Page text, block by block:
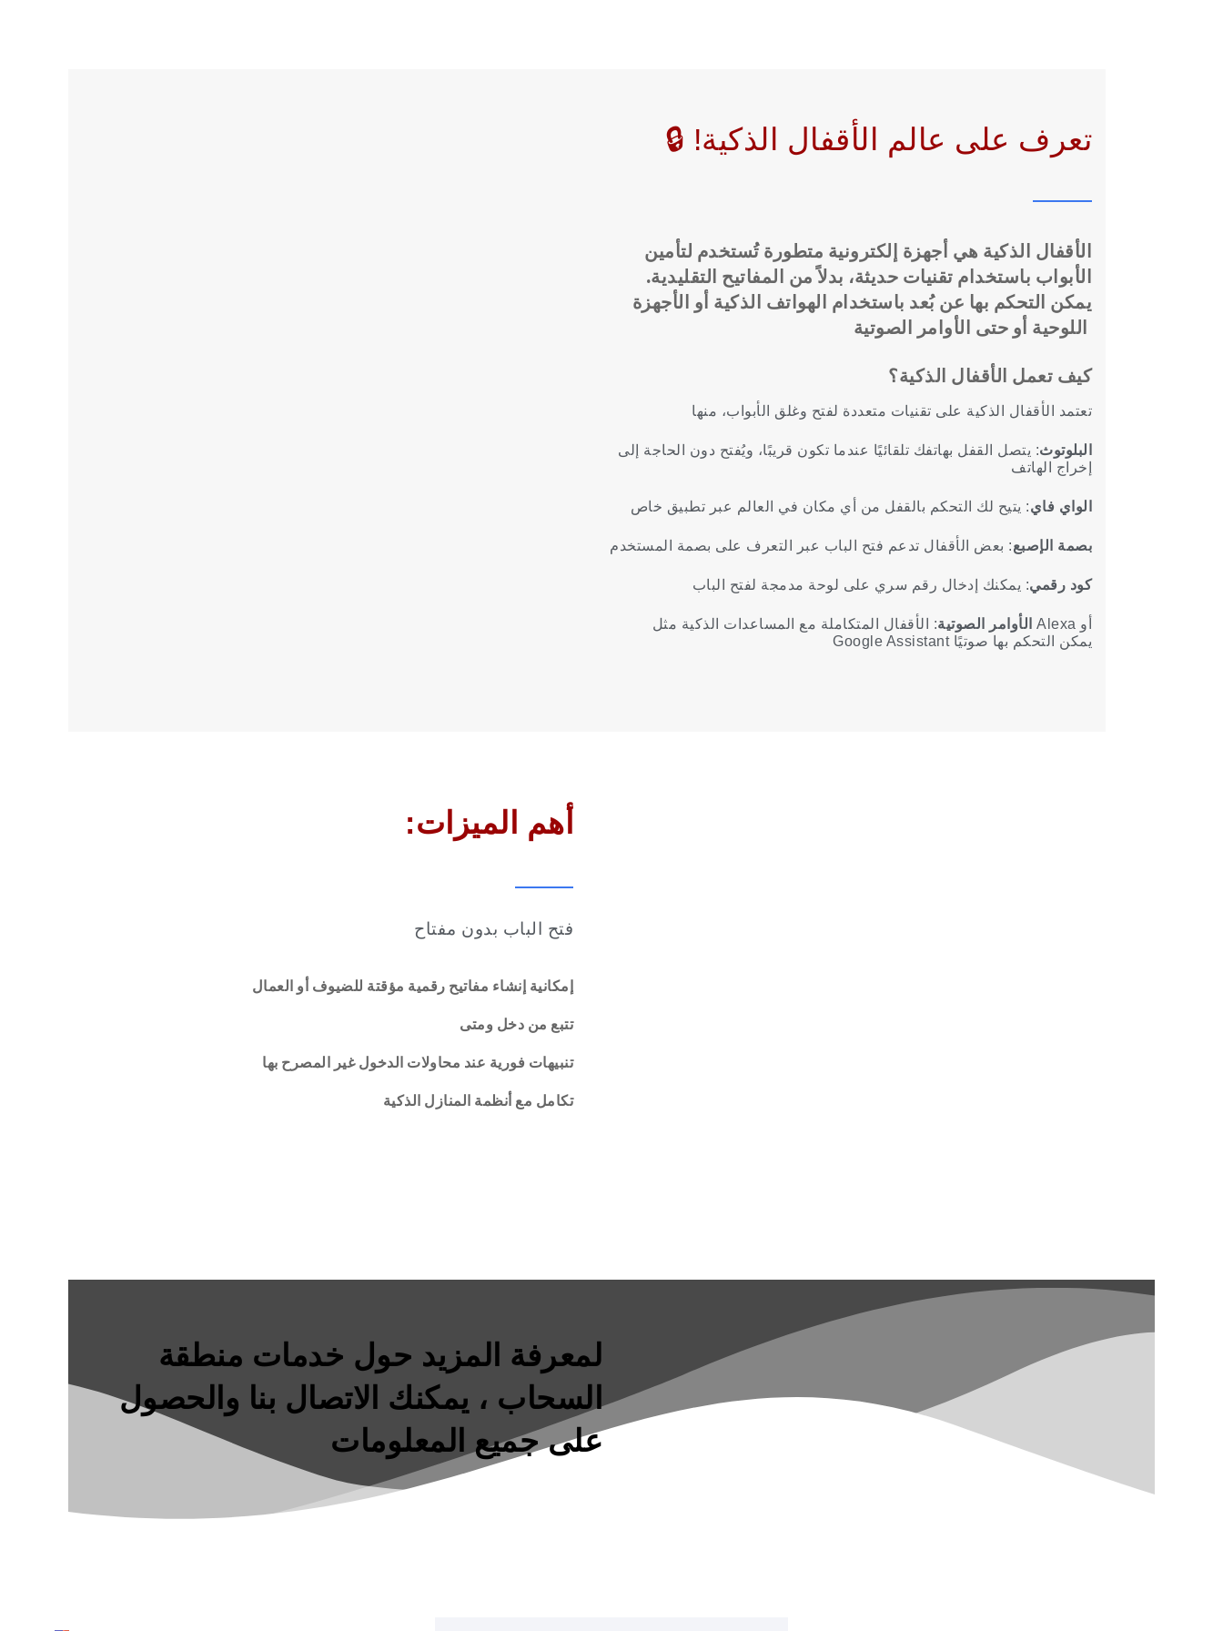
🔒 !تعرف على عالم الأقفال الذكية
الأقفال الذكية هي أجهزة إلكترونية متطورةتُستخدم لتأمين
الأبواب باستخدام تقنيات حديثة، بدلاًمن المفاتيح التقليدية.
يمكن التحكم بها عنبُعد باستخدام الهواتف الذكية أو الأجهزة
اللوحية أو حتى الأوامر
كيف تعمل الأقفال الذكية؟
تعتمد الأقفال الذكية على تقنيات متعددة لفتح وغلق الأبواب، منها
البلوتوث: يتصل القفل بهاتفك تلقائيًا عندما تكون قريبًا، ويُفتح دون الحاجة
إلى
إخراج
الهاتف
الواي فاي: يتيح لك التحكم بالقفل من أي مكان في العالم عبر تطبيق خاص
بصمة الإصبع: بعض الأقفال تدعم فتح الباب عبر التعرف على بصمة المستخدم
كود رقمي: يمكنك إدخال رقم سري على لوحة مدمجة لفتح الباب
الأوامر الصوتية: الأقفال المتكاملة مع المساعدات الذكية Alexa أو
Google Assistant يمكن التحكم بها صوتيًا
:أهم الميزات
فتح الباب بدون مفتاح
إمكانية إنشاء مفاتيح رقمية مؤقتة للضيوفأو العمال
تتبع من دخل ومتى
تنبيهات فورية عند محاولات الدخولغير المصرح بها
تكامل معأنظمة المنازل الذكية
لمعرفة المزيد حول خدمات منطقة
السحاب ، يمكنك الاتصال بنا والحصول
على جميع المعلومات